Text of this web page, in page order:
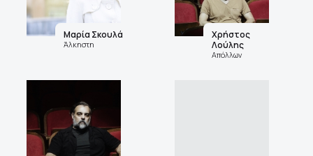
Μαρία Σκουλά
Άλκηστη
Χρήστος
Λούλης
Απόλλων